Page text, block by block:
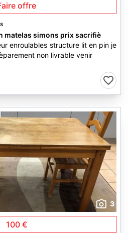
offre
matelas simons prix sacrifiè
enroulables structure lit en pin je
non livrable venir
3
100 €